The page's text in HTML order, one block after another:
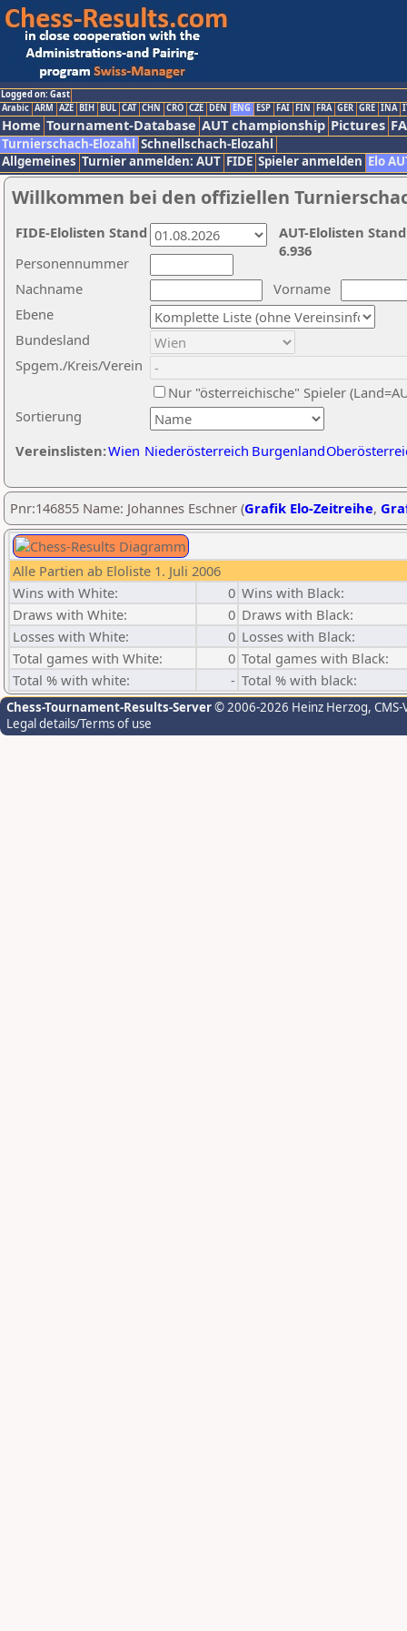
Logged on: Gast
Arabic ARM AZE BIH BUL CAT CHN CRO CZE DEN ENG ESP FAI FIN FRA GER GRE INA
Home Tournament-Database AUT championship Pictures
Turnierschach-Elozahl Schnellschach-Elozahl
Allgemeines Turnier anmelden: AUT FIDE Spieler anmelden Elo
Willkommen bei den offiziellen
Nachname
Vorname
Ebene
Sortierung
Personennummer
Bundesland
Spgem./Kreis/Verein
Nur "österreichische" Spieler
Vereinslisten:Wien Niederösterreich Burgenland
AUT-Elolisten
6.936
FIDE-Elolisten Stand
Pnr:146855 Name: Johannes Eschner (Grafik Elo-Zeitreihe,
Alle Partien ab Eloliste 1. Juli 2006
Wins with White:
0 Wins with Black:
Draws with White:
0 Draws with Black:
Losses with White:
0 Losses with Black:
Total games with White:
0 Total games with Black:
Total % with white:
- Total % with black:
Chess-Tournament-Results-Server© 2006-2026 Heinz Herzog,
Legal details/Terms of use